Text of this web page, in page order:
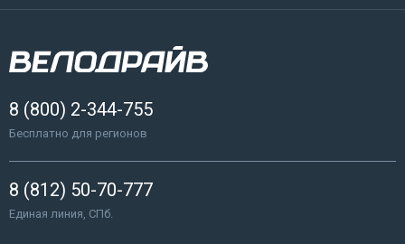
8 (800) 2-344-755
Бесплатно для регионов
8 (812) 50-70-777
Единая линия, СПб.